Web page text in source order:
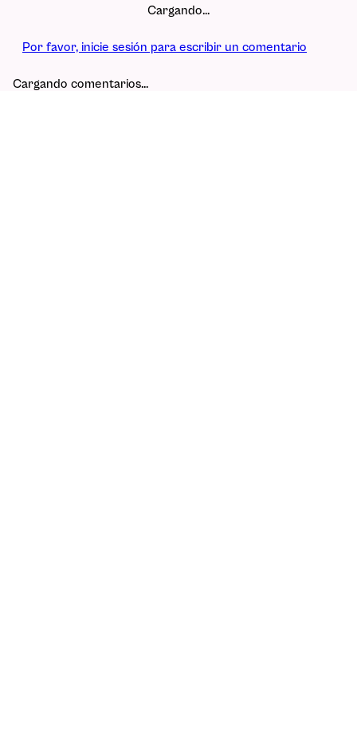
Cargando…
Por favor, inicie sesión para escribir un comentario
Cargando comentarios…